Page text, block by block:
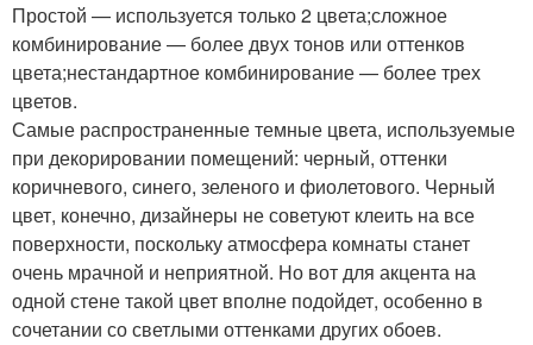
Простой — используется только 2 цвета;сложное
комбинирование — более двух тонов или оттенков
цвета;нестандартное комбинирование — более трех
цветов.
Самые распространенные темные цвета, используемые
при декорировании помещений: черный, оттенки
коричневого, синего, зеленого и фиолетового. Черный
цвет, конечно, дизайнеры не советуют клеить на все
поверхности, поскольку атмосфера комнаты станет
очень мрачной и неприятной. Но вот для акцента на
одной стене такой цвет вполне подойдет, особенно в
сочетании со светлыми оттенками других обоев.